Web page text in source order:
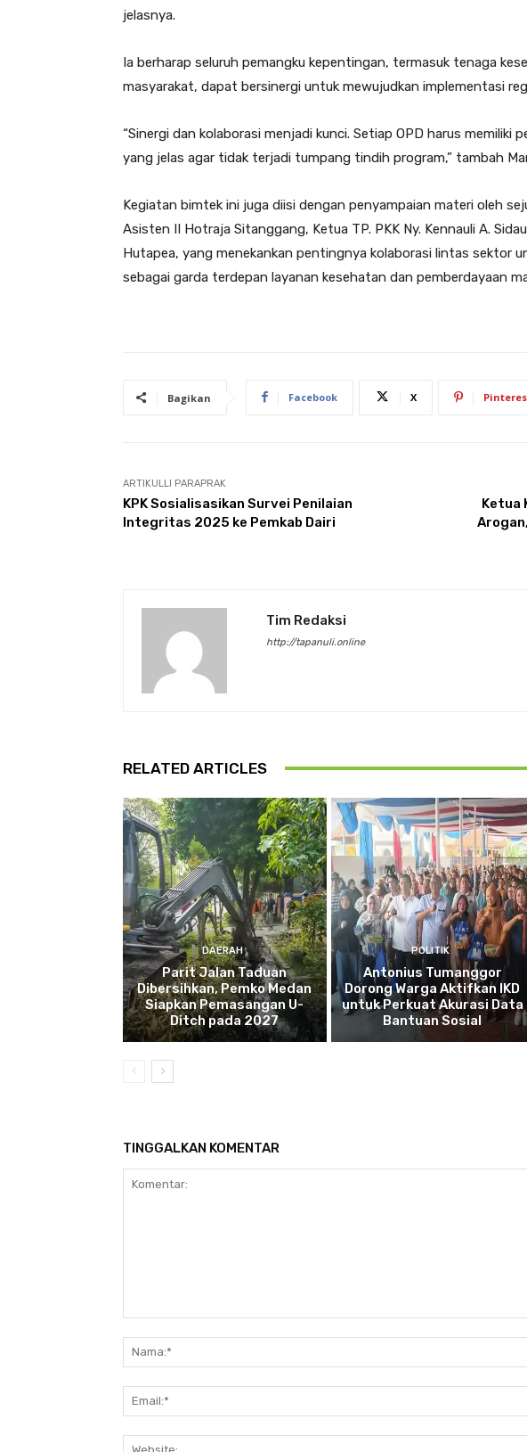
jelasnya.
Ia berharap seluruh pemangku kepentingan, termasuk tenaga
masyarakat, dapat bersinergi untuk mewujudkan implementasi
“Sinergi dan kolaborasi menjadi kunci. Setiap OPD harus memiliki
yang jelas agar tidak terjadi tumpang tindih program,” tambah
Kegiatan bimtek ini juga diisi dengan penyampaian materi oleh
Asisten II Hotraja Sitanggang, Ketua TP. PKK Ny. Kennauli A.
Hutapea, yang menekankan pentingnya kolaborasi lintas sektor
sebagai garda terdepan layanan kesehatan dan pemberdayaan
Bagikan Facebook X
ARTIKULLI PARAPRAK
KPK Sosialisasikan Survei Penilaian
Integritas 2025 ke Pemkab Dairi
Ketua
Tim Redaksi
http://tapanuli.online
RELATED ARTICLES
DAERAH
Parit Jalan Taduan
Dibersihkan, Pemko Medan
Siapkan Pemasangan U-
Ditch pada 2027
POLITIK
Antonius Tumanggor
Dorong Warga Aktifkan IKD
untuk Perkuat Akurasi Data
Bantuan Sosial
TINGGALKAN KOMENTAR